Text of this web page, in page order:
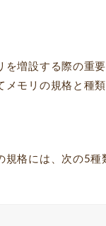
を増設する際の重
メモリの規格と種
規格には、次の5種